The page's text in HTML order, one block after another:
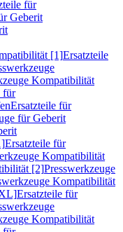
für
Geberit
[1]Ersatzteile
Kompatibilität
für
Ersatzteile für
für Geberit
Ersatzteile für
Kompatibilität
[2]Presswerkzeuge
Kompatibilität
Ersatzteile für
Kompatibilität